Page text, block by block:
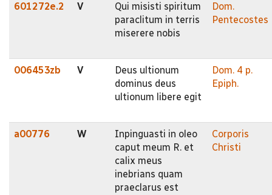
601272e.2 V
Qui misisti spiritum
paraclitum in terris
miserere nobis
Dom.
Pentecostes
006453zb V
Deus ultionum
dominus deus
ultionum libere egit
Dom. 4 p.
Epiph.
a00776 W
Inpinguasti in oleo
caput meum R. et
calix meus
inebrians quam
praeclarus est
Corporis
Christi